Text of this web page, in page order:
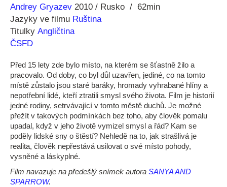
Režie
Andrey Gryazev
Rok 2010 Rusko
62min
Jazyky ve filmu Ruština
Titulky Angličtina
ČSFD
Před 15 lety zde bylo místo, na kterém se šťastně žilo a
pracovalo. Od doby, co byl důl uzavřen, jediné, co na tomto
místě zůstalo jsou staré baráky, hromady vyhrabané hlíny a
nepotřební lidé, kteří ztratili smysl svého života. Film je historií
jedné rodiny, setrvávající v tomto městě duchů. Je možné
přežít v takových podmínkách bez toho, aby člověk pomalu
upadal, když v jeho životě vymizel smysl a řád? Kam se
poděly lidské sny o štěstí? Nehledě na to, jak strašlivá je
realita, člověk nepřestává usilovat o své místo pohody,
vysněné a láskyplné.
Film navazuje na předešlý snímek autora SANYA AND
SPARROW.